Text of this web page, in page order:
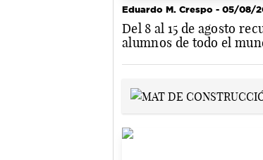
Eduardo M. Crespo - 05/08/
Del 8 al 15 de agosto
alumnos de todo el